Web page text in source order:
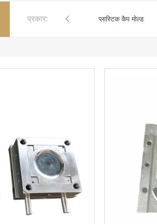
प्रकार:
प्लास्टिक इंजेक्शन मोल्ड प्लास्टिक कैप मोल्ड